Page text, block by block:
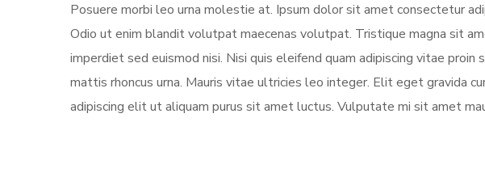
Posuere morbi leo urna molestie at. Ipsum dolor sit amet consectetur
Odio ut enim blandit volutpat maecenas volutpat. Tristique magna sit
imperdiet sed euismod nisi. Nisi quis eleifend quam adipiscing vitae proin
mattis rhoncus urna. Mauris vitae ultricies leo integer. Elit eget gravida
adipiscing elit ut aliquam purus sit amet luctus. Vulputate mi sit amet